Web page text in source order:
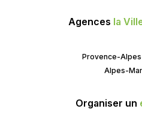
Agences la
Provence-
Alpes-
Organiser un